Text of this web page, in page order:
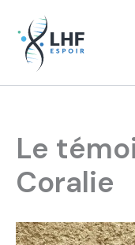
contenu
Le
Coralie